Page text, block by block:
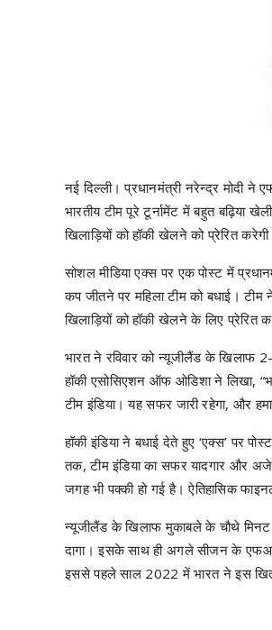
नई दिल्ली। प्रधानमंत्री नरेन्द्र मोदी ने
भारतीय टीम पूरे टूर्नामेंट में बहुत बढ़िया
खिलाड़ियों को हॉकी खेलने को प्रेरित
सोशल मीडिया एक्स पर एक पोस्ट में
कप जीतने पर महिला टीम को बधाई।
खिलाड़ियों को हॉकी खेलने के लिए प्रेरित
भारत ने रविवार को न्यूजीलैंड के
हॉकी एसोसिएशन ऑफ ओडिशा ने लिखा,
टीम इंडिया। यह सफर जारी रहेगा, और
हॉकी इंडिया ने बधाई देते हुए ‘एक्स’ पर
तक, टीम इंडिया का सफर यादगार और
जगह भी पक्की हो गई है। ऐतिहासिक
न्यूजीलैंड के खिलाफ मुकाबले के चौथे मिनट
दागा। इसके साथ ही अगले सीजन के
इससे पहले साल 2022 में भारत ने इस